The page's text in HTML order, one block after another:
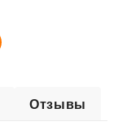
Отзывы